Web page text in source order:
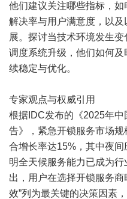
他们建议关注哪些指标，
解决率与用户满意度，以
展。探讨当技术环境发生
调度系统升级，他们如何
续稳定与优化。
专家观点与权威引用
根据IDC发布的《2025年
告》，紧急开锁服务市场
合增长率达15%，其中夜
明全天候服务能力已成为
出，用户在选择开锁服务商
效”列为最关键的决策因素